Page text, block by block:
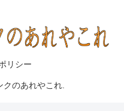
リシー
のあれやこれ.